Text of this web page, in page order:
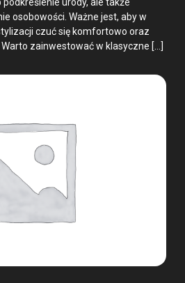
osobowości. Ważne jest, aby w
czuć się komfortowo oraz
zainwestować w klasyczne […]